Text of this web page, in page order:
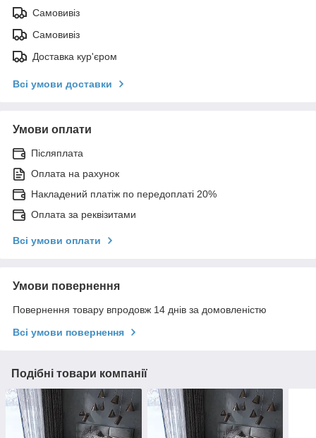
Самовивіз
Самовивіз
Доставка кур'єром
Всі умови доставки
Умови оплати
Післяплата
Оплата на рахунок
Накладений платіж по передоплаті 20%
Оплата за реквізитами
Всі умови оплати
Умови повернення
Повернення товару впродовж 14 днів за домовленістю
Всі умови повернення
Подібні товари компанії